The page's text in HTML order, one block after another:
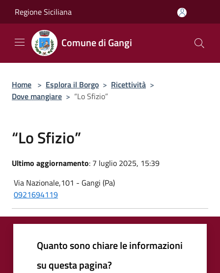
Regione Siciliana
Comune di Gangi
Home > Esplora il Borgo > Ricettività >
Dove mangiare > “Lo Sfizio”
“Lo Sfizio”
Ultimo aggiornamento: 7 luglio 2025, 15:39
Via Nazionale,101 - Gangi (Pa)
0921694119
Quanto sono chiare le informazioni
su questa pagina?